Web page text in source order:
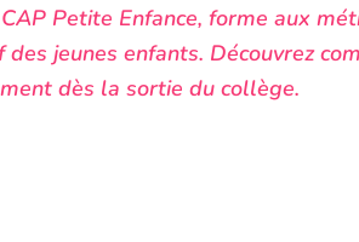
Petite Enfance, forme aux
des jeunes enfants. Découvrez
dès la sortie du collège.